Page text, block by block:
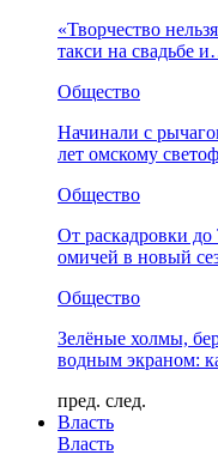
«Творчество
такси на свадьбе
Общество
Начинали с
лет омскому
Общество
От раскадровки
омичей в новый
Общество
Зелёные холмы,
водным экраном:
пред. след.
Власть
Власть